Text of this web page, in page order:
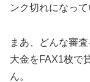
ンク切れになって
まあ、どんな審
大金をFAX1枚で
ん。